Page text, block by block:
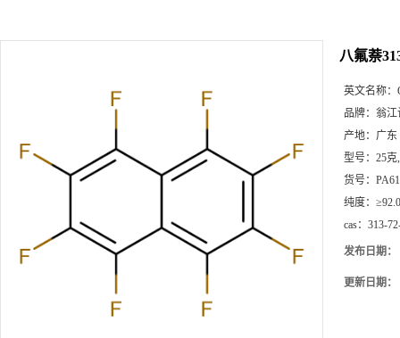
八氟萘
英文名称：
品牌： 翁江
产地： 广东
型号： 25克
货号：
纯度：
cas： 313-
发布日期：
更新日期：